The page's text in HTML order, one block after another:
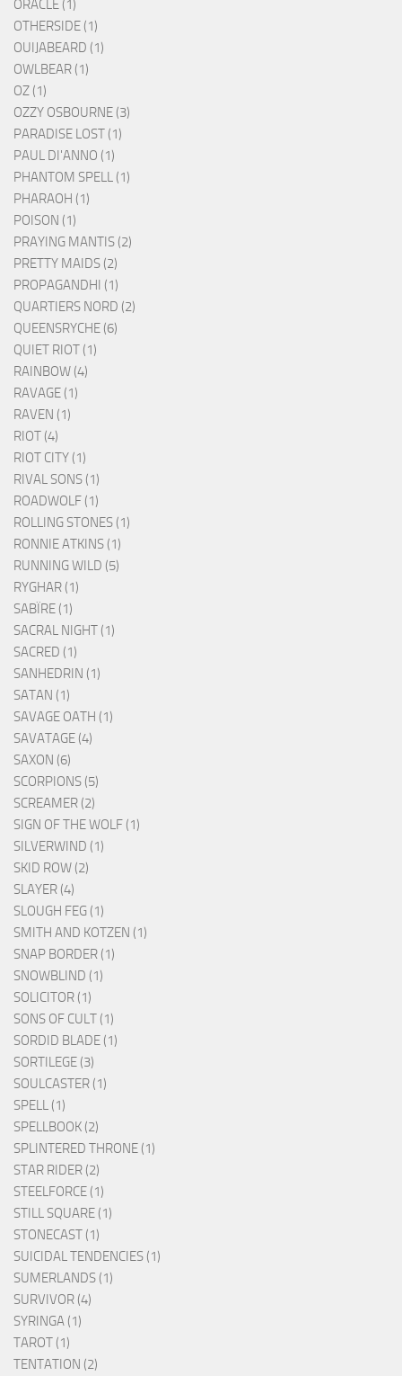
ORACLE (1)
OTHERSIDE (1)
OUIJABEARD (1)
OWLBEAR (1)
OZ (1)
OZZY OSBOURNE (3)
PARADISE LOST (1)
PAUL DI'ANNO (1)
PHANTOM SPELL (1)
PHARAOH (1)
POISON (1)
PRAYING MANTIS (2)
PRETTY MAIDS (2)
PROPAGANDHI (1)
QUARTIERS NORD (2)
QUEENSRYCHE (6)
QUIET RIOT (1)
RAINBOW (4)
RAVAGE (1)
RAVEN (1)
RIOT (4)
RIOT CITY (1)
RIVAL SONS (1)
ROADWOLF (1)
ROLLING STONES (1)
RONNIE ATKINS (1)
RUNNING WILD (5)
RYGHAR (1)
SABÏRE (1)
SACRAL NIGHT (1)
SACRED (1)
SANHEDRIN (1)
SATAN (1)
SAVAGE OATH (1)
SAVATAGE (4)
SAXON (6)
SCORPIONS (5)
SCREAMER (2)
SIGN OF THE WOLF (1)
SILVERWIND (1)
SKID ROW (2)
SLAYER (4)
SLOUGH FEG (1)
SMITH AND KOTZEN (1)
SNAP BORDER (1)
SNOWBLIND (1)
SOLICITOR (1)
SONS OF CULT (1)
SORDID BLADE (1)
SORTILEGE (3)
SOULCASTER (1)
SPELL (1)
SPELLBOOK (2)
SPLINTERED THRONE (1)
STAR RIDER (2)
STEELFORCE (1)
STILL SQUARE (1)
STONECAST (1)
SUICIDAL TENDENCIES (1)
SUMERLANDS (1)
SURVIVOR (4)
SYRINGA (1)
TAROT (1)
TENTATION (2)